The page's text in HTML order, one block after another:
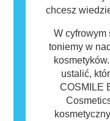
chcesz
W cyfrowym
toniemy w
ustalić,
COSMILE